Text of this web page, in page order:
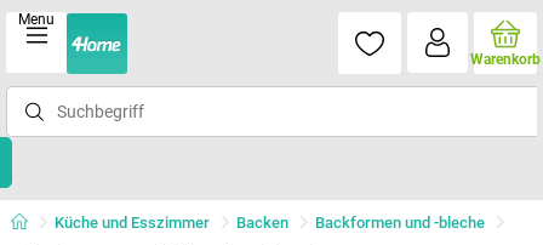
Menu
Warenkorb
Küche und Esszimmer Backen Backformen und -bleche